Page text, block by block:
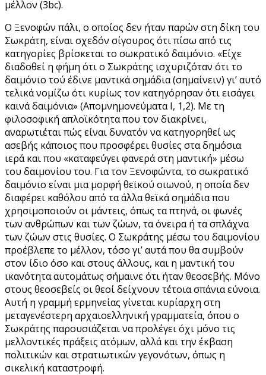
μέλλον (3bc).
Ο Ξενοφών πάλι, ο οποίος δεν ήταν παρών στη δίκη του
Σωκράτη, είναι σχεδόν σίγουρος ότι πίσω από τις
κατηγορίες βρίσκεται το σωκρατικό δαιμόνιο. «Είχε
διαδοθεί η φήμη ότι ο Σωκράτης ισχυριζόταν ότι το
δαιμόνιο τού έδινε μαντικά σημάδια (σημαίνειν) γι’ αυτό
τελικά νομίζω ότι κυρίως τον κατηγόρησαν ότι εισάγει
καινά δαιμόνια» (Απομνημονεύματα Ι, 1,2). Με τη
φιλοσοφική απλοϊκότητα που τον διακρίνει,
αναρωτιέται πώς είναι δυνατόν να κατηγορηθεί ως
ασεβής κάποιος που προσφέρει θυσίες στα δημόσια
ιερά και που «καταφεύγει φανερά στη μαντική» μέσω
του δαιμονίου του. Για τον Ξενοφώντα, το σωκρατικό
δαιμόνιο είναι μια μορφή θεϊκού οιωνού, η οποία δεν
διαφέρει καθόλου από τα άλλα θεϊκά σημάδια που
χρησιμοποιούν οι μάντεις, όπως τα πτηνά, οι φωνές
των ανθρώπων και των ζώων, τα όνειρα ή τα σπλάχνα
των ζώων στις θυσίες. Ο Σωκράτης μέσω του δαιμονίου
προέβλεπε το μέλλον, τόσο γι’ αυτά που θα συμβούν
στον ίδιο όσο και στους άλλους, και η μαντική του
ικανότητα αυτομάτως σήμαινε ότι ήταν θεοσεβής. Μόνο
στους θεοσεβείς οι θεοί δείχνουν τέτοια σπάνια εύνοια.
Αυτή η γραμμή ερμηνείας γίνεται κυρίαρχη στη
μεταγενέστερη αρχαιοελληνική γραμματεία, όπου ο
Σωκράτης παρουσιάζεται να προλέγει όχι μόνο τις
μελλοντικές πράξεις ατόμων, αλλά και την έκβαση
πολιτικών και στρατιωτικών γεγονότων, όπως η
σικελική καταστροφή.